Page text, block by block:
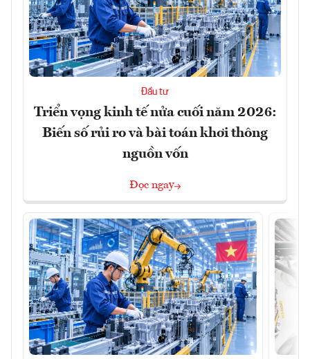
Đầu tư
Triển vọng kinh tế nửa cuối năm 2026:
Biến số rủi ro và bài toán khơi thông
nguồn vốn
Đọc ngay